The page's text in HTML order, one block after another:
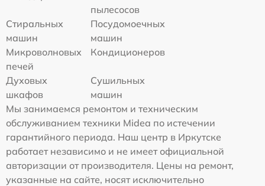
пылесосов
Стиральных
машин
Посудомоечных
машин
Микроволновых
печей
Кондиционеров
Духовых
шкафов
Сушильных
машин
Мы занимаемся ремонтом и техническим
обслуживанием техники Midea по истечении
гарантийного периода. Наш центр в Иркутске
работает независимо и не имеет официальной
авторизации от производителя. Цены на ремонт,
указанные на сайте, носят исключительно